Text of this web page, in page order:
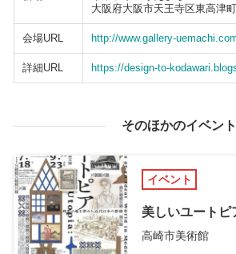
大阪府大阪市天王寺区東高津
会場URL http://www.gallery-
詳細URL https://design-to-
そのほかのイベント
イベント
美しいユートピ
高崎市美術館